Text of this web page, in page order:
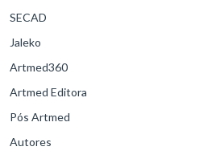
SECAD
Jaleko
Artmed360
Artmed Editora
Pós Artmed
Autores